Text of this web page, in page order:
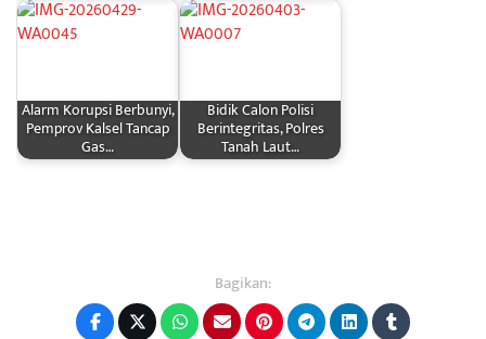
Alarm Korupsi Berbunyi,
Pemprov Kalsel Tancap
Gas…
Bidik Calon Polisi
Berintegritas, Polres
Tanah Laut…
Bagikan: